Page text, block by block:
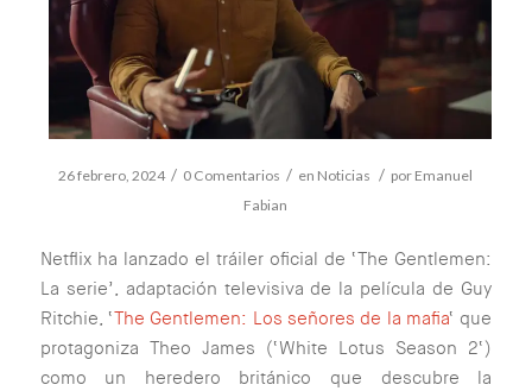
26 febrero, 2024 / 0 Comentarios / en Noticias / por Emanuel
Fabian
Netflix ha lanzado el tráiler oficial de ‘The Gentlemen:
La serie’, adaptación televisiva de la película de Guy
Ritchie, ‘The Gentlemen: Los señores de la mafia‘ que
protagoniza Theo James (‘White Lotus Season 2‘)
como un heredero británico que descubre la